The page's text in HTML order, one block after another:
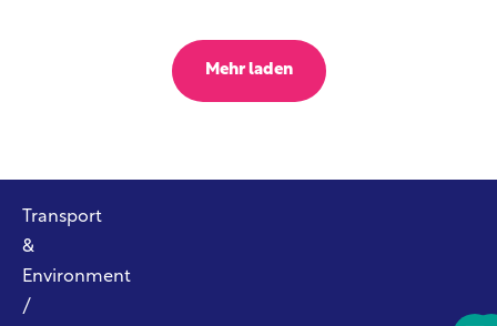
Mehr laden
Transport
&
Environment
/